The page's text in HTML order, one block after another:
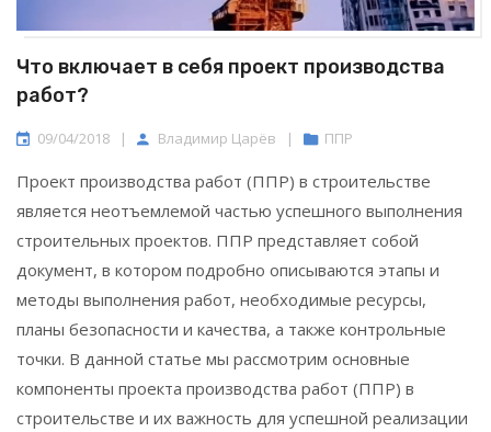
Что включает в себя проект производства
работ?
09/04/2018 | Владимир Царёв | ППР
Проект производства работ (ППР) в строительстве
является неотъемлемой частью успешного выполнения
строительных проектов. ППР представляет собой
документ, в котором подробно описываются этапы и
методы выполнения работ, необходимые ресурсы,
планы безопасности и качества, а также контрольные
точки. В данной статье мы рассмотрим основные
компоненты проекта производства работ (ППР) в
строительстве и их важность для успешной реализации